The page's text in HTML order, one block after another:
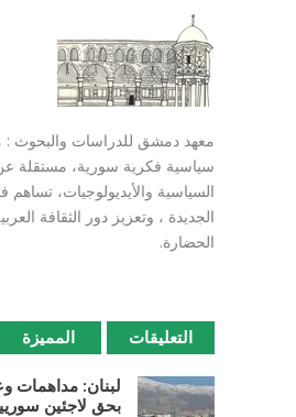
معهد دمشق للدراسات والبحوث
سياسية فكرية سورية، مستقلة
السياسية والأيديولوجيات، تساهم
الجديدة ، وتعزيز دور الثقافة
الحضارة.
المميزة التعليقات
لبنان: مداهمات
بحق لاجئين